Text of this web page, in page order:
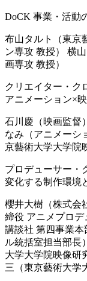
DoCK 事業・活動
布山タルト（東京
ン専攻 教授） 横
画専攻 教授）
クリエイター・ク
アニメーション×
石川慶（映画監督
なみ（アニメーシ
京藝術大学大学院
プロデューサー・
変化する制作環境
櫻井大樹（株式会
締役 アニメプロ
講談社 第四事業
ル統括室担当部長
大学大学院映像研
三（東京藝術大学